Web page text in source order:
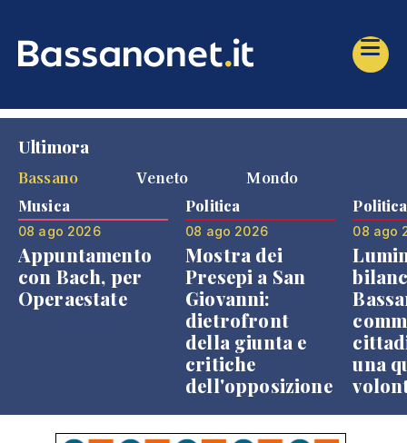
Ultimora
Bassano
Veneto Mondo
Musica
08 ago 2026
Appuntamento
con Bach, per
Operaestate
Politica
08 ago 2026
Mostra dei
Presepi a San
Giovanni:
dietrofront
della giunta e
critiche
dell'opposizione
Politica
08 ago
una